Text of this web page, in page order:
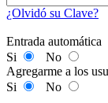
¿Olvidó su Clave?
Entrada automática
Si
No
Agregarme a los
Si
No